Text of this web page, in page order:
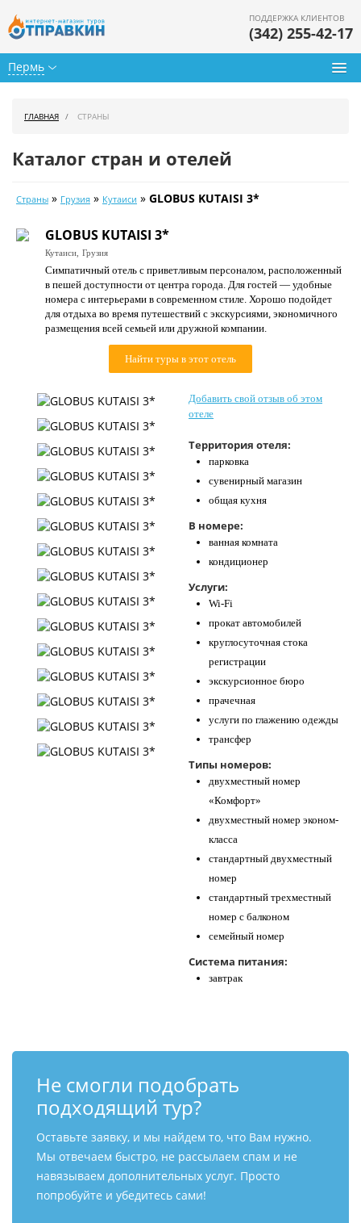
Пермь
ПОДДЕРЖКА КЛИЕНТОВ
(342) 255-42-17
Календарь туров
Цены дня
Страны
Как купить
ГЛАВНАЯ СТРАНЫ
Каталог стран и отелей
Страны » Грузия » Кутаиси » GLOBUS KUTAISI 3*
GLOBUS KUTAISI 3*
Кутаиси, Грузия
Симпатичный отель с приветливым персоналом, расположенный
в пешей доступности от центра города. Для гостей — удобные
номера с интерьерами в современном стиле. Хорошо подойдет
для отдыха во время путешествий с экскурсиями, экономичного
размещения всей семьей или дружной компании.
Найти туры в этот отель
Добавить свой отзыв об этом
отеле
Территория отеля:
парковка
сувенирный магазин
общая кухня
В номере:
ванная комната
кондиционер
Услуги:
Wi-Fi
прокат автомобилей
круглосуточная стока
регистрации
экскурсионное бюро
прачечная
услуги по глажению одежды
трансфер
Типы номеров:
двухместный номер
«Комфорт»
двухместный номер эконом-
класса
стандартный двухместный
номер
стандартный трехместный
номер с балконом
семейный номер
Система питания:
завтрак
Не смогли подобрать
подходящий тур?
Оставьте заявку, и мы найдем то, что Вам нужно.
Мы отвечаем быстро, не рассылаем спам и не
навязываем дополнительных услуг. Просто
попробуйте и убедитесь сами!